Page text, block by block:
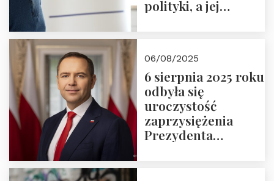
polityki, a jej
06/08/2025
6 sierpnia 2025 roku
odbyła się
uroczystość
zaprzysiężenia
Prezydenta